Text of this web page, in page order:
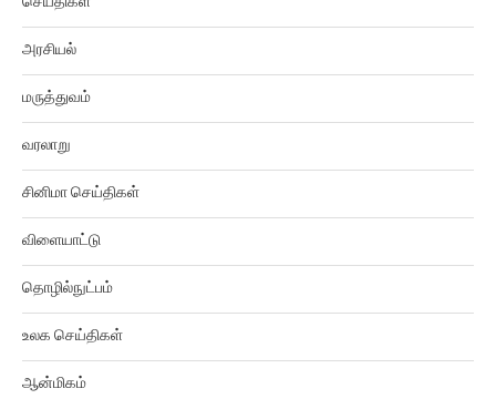
அரசியல்
மருத்துவம்
சினிமா செய்திகள்
விளையாட்டு
தொழில்நுட்பம்
உலக செய்திகள்
ஆன்மிகம்